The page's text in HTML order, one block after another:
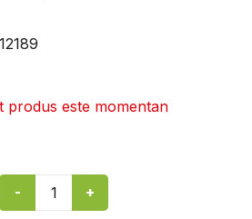
12189
produs este momentan
- +